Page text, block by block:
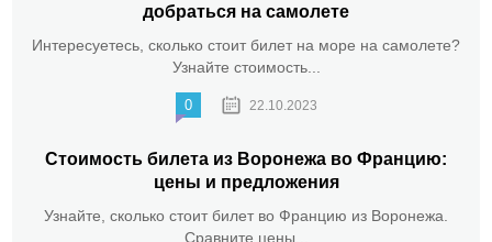
добраться на самолете
Интересуетесь, сколько стоит билет на море на самолете?
Узнайте стоимость...
0 22.10.2023
Стоимость билета из Воронежа во Францию:
цены и предложения
Узнайте, сколько стоит билет во Францию из Воронежа.
Сравните цены...